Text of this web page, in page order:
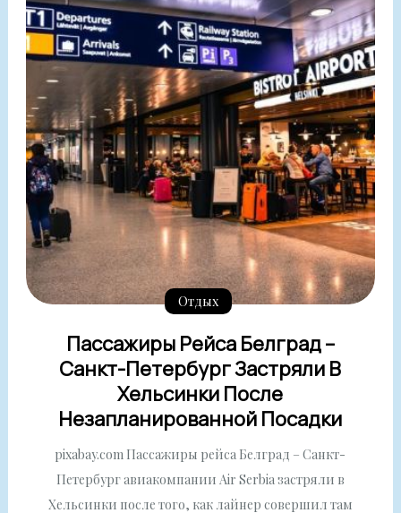
Отдых
Пассажиры Рейса Белград –
Санкт-Петербург Застряли В
Хельсинки После
Незапланированной Посадки
pixabay.com Пассажиры рейса Белград – Санкт-
Петербург авиакомпании Air Serbia застряли в
Хельсинки после того, как лайнер совершил там